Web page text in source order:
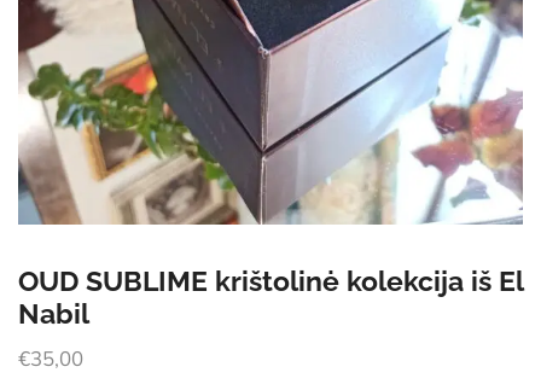
OUD SUBLIME krištolinė kolekcija iš El
Nabil
€35,00